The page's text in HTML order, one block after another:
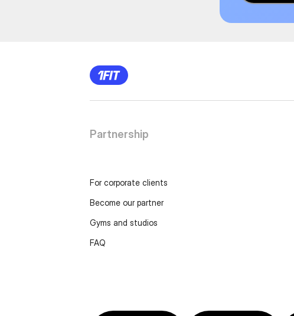
Partnership
For corporate clients
Become our partner
Gyms and studios
FAQ